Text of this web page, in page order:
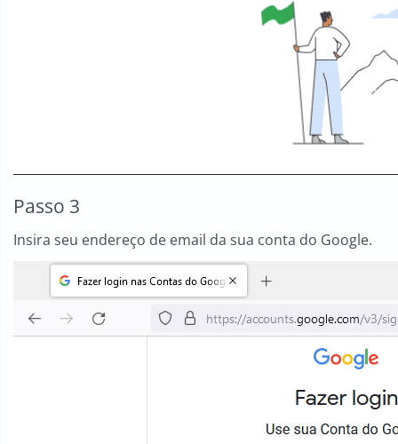
Passo 3
Insira seu endereço de email da sua conta do Google.